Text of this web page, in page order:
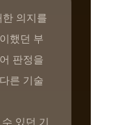
의지를
했던 부
판정을
른 기술
있던 기